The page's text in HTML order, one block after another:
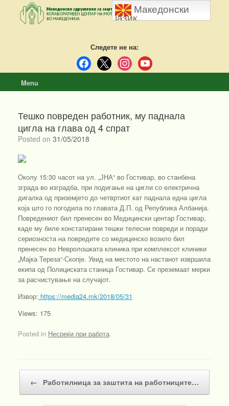
content
Следете не на:
facebook
x instagramyoutube
Menu
Тешко повреден работник, му паднала
цигла на глава од 4 спрат
Posted on 31/05/2018
Околу 15:30 часот на ул. „ЈНА“ во Гостивар, во станбена
зграда во изградба, при подигање на цигли со електрична
дигалка од приземјето до четвртиот кат паднала една цигла
која што го погодила по главата Д.П. од Република Албанија.
Повредениот бил пренесен во Медицински центар Гостивар,
каде му биле констатирани тешки телесни повреди и поради
сериозноста на повредите со медицинско возило бил
пренесен во Невролошката клиника при комплексот клиники
„Мајка Тереза“-Скопје. Увид на местото на настанот извршила
екипа од Полициската станица Гостивар. Се преземаат мерки
за расчистување на случајот.
Извор: https://media24.mk/2018/05/31
Views: 175
Posted in Несреќи при работа.
← Работилница за заштита на работниците…
Македонски
јазик